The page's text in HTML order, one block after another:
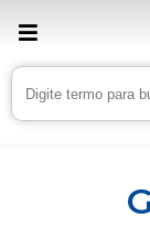
Inicio